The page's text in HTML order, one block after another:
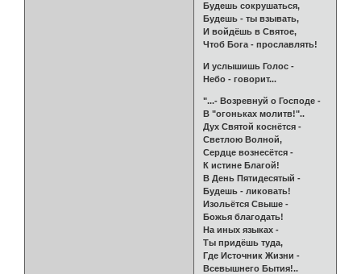
Будешь сокрушаться,
Будешь - ты взывать,
И войдёшь в Святое,
Чтоб Бога - прославлять!
И услышишь Голос -
Небо - говорит...
"...- Возревнуй о Господе -
В "огоньках молитв!"..
Дух Святой коснётся -
Светлою Волной,
Сердце вознесётся -
К истине Благой!
В День Пятидесятый -
Будешь - ликовать!
Изольётся Свыше -
Божья благодать!
На иных языках -
Ты придёшь туда,
Где Источник Жизни -
Всевышнего Бытия!..